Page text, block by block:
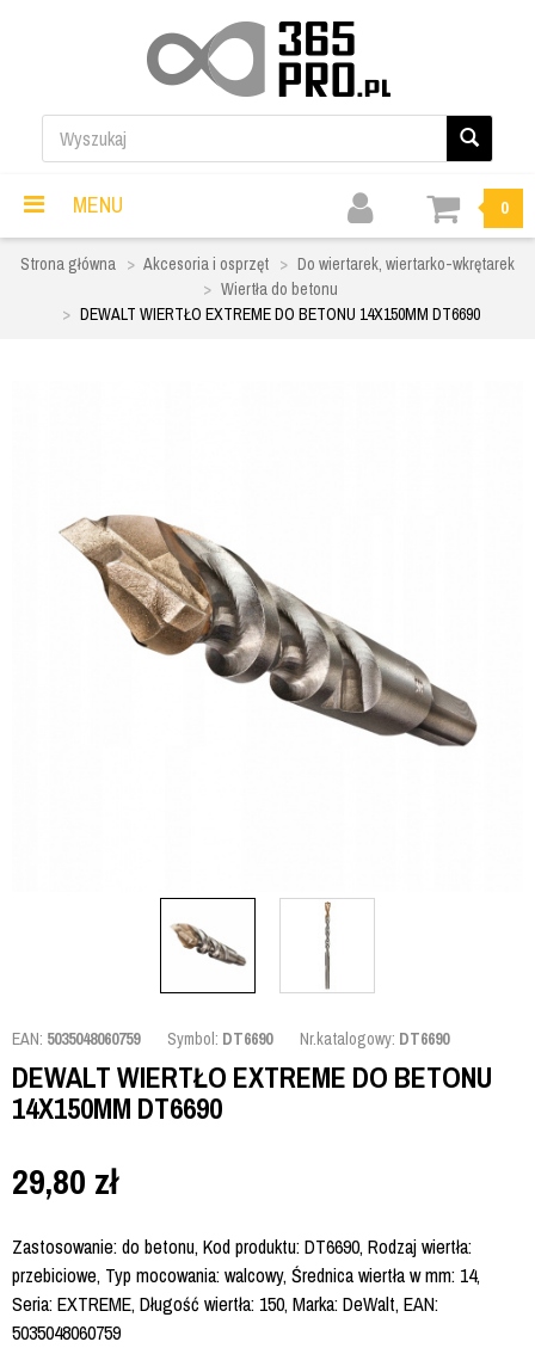
MENU 0
Strona główna Akcesoria i osprzęt
Do wiertarek, wiertarko-wkrętarek
Wiertła do betonu
DEWALT WIERTŁO EXTREME DO BETONU 14X150MM DT6690
EAN: 5035048060759 Symbol: DT6690 Nr.katalogowy: DT6690
DEWALT WIERTŁO EXTREME DO BETONU
14X150MM DT6690
29,80 zł
Zastosowanie: do betonu, Kod produktu: DT6690, Rodzaj wiertła:
przebiciowe, Typ mocowania: walcowy, Średnica wiertła w mm: 14,
Seria: EXTREME, Długość wiertła: 150, Marka: DeWalt, EAN:
5035048060759